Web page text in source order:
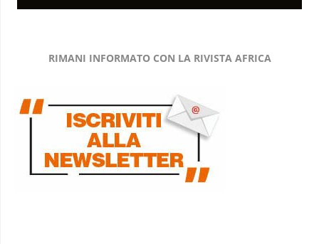
RIMANI INFORMATO CON LA RIVISTA AFRICA